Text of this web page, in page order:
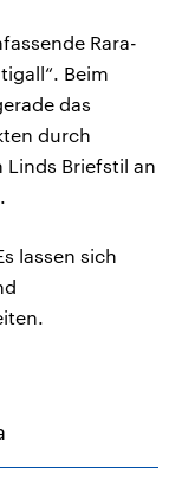
Rara-
Beim
das
durch
Briefstil an
lassen sich